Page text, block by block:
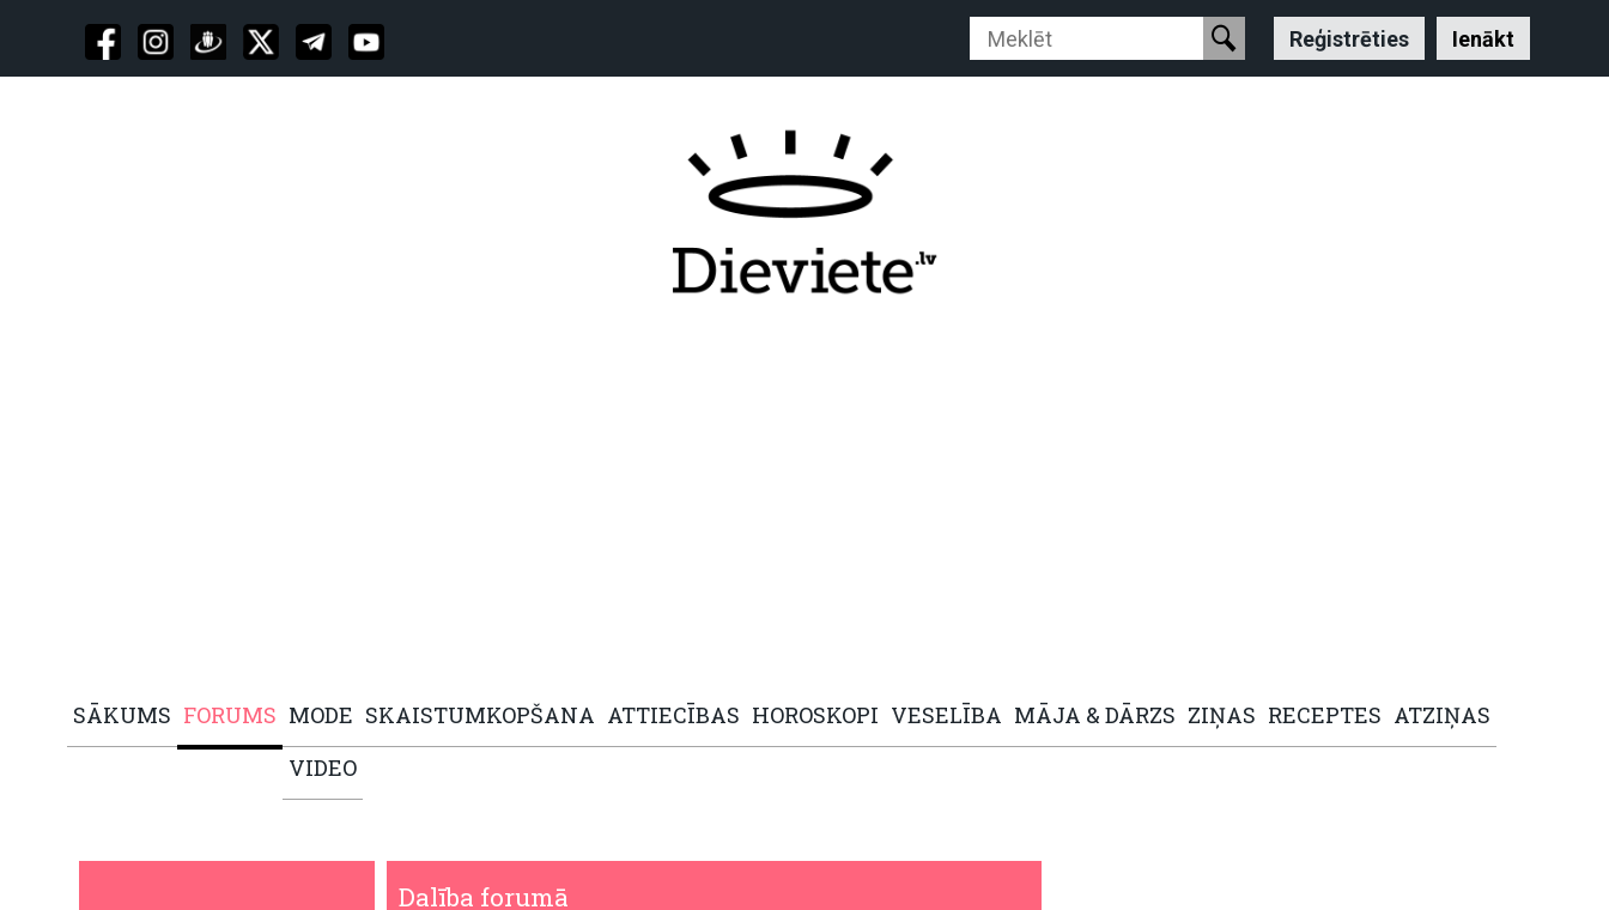
Reģistrēties Ienākt
SĀKUMS FORUMS MODE SKAISTUMKOPŠANA ATTIECĪBAS HOROSKOPI VESELĪBA MĀJA & DĀRZS ZIŅAS RECEPTES ATZIŅAS
VIDEO
Dalība forumā